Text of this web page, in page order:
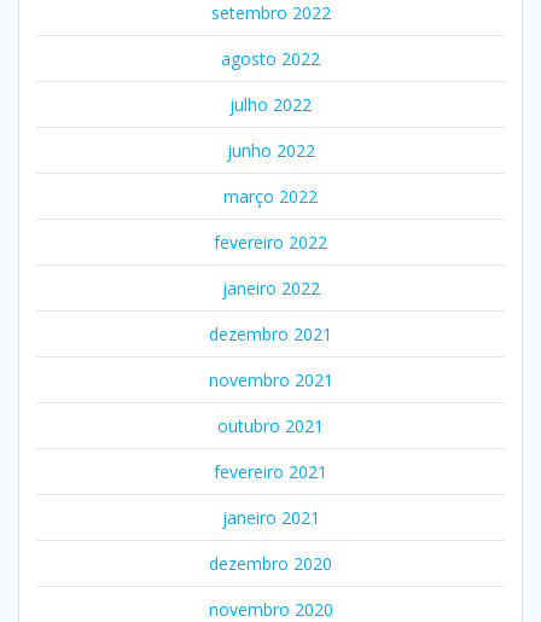
setembro 2022
agosto 2022
julho 2022
junho 2022
março 2022
fevereiro 2022
janeiro 2022
dezembro 2021
novembro 2021
outubro 2021
fevereiro 2021
janeiro 2021
dezembro 2020
novembro 2020